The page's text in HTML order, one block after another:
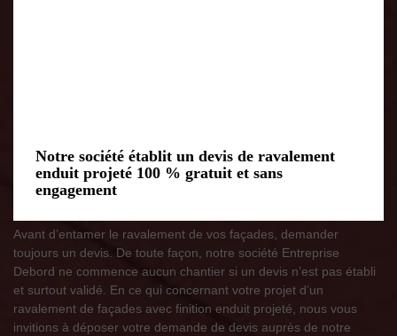
Notre société établit un devis de ravalement
enduit projeté 100 % gratuit et sans
engagement
Avant d’entamer le ravalement de vos façades, demander
toujours un devis. De toute façon, notre société Entreprise
Debord ne commence aucun chantier si un devis n’est pas établi
et surtout validé. En ce qui concernant votre projet d’un
ravalement de façades avec finition enduit projeté, nous vous
invitions à déposer votre demande de devis auprès de notre